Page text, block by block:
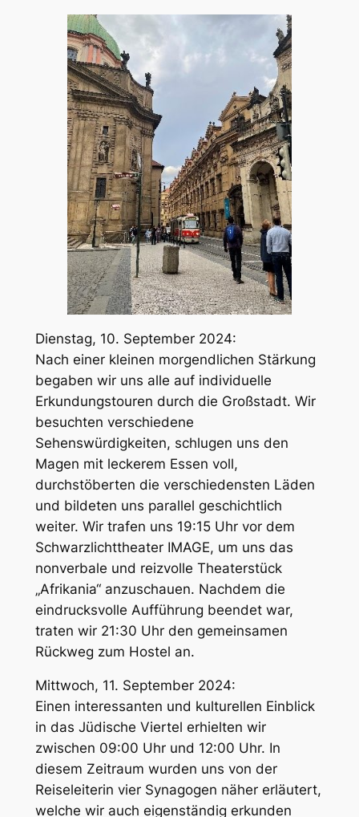
Dienstag, 10. September 2024:
Nach einer kleinen morgendlichen Stärkung
begaben wir uns alle auf individuelle
Erkundungstouren durch die Großstadt. Wir
besuchten verschiedene
Sehenswürdigkeiten, schlugen uns den
Magen mit leckerem Essen voll,
durchstöberten die verschiedensten Läden
und bildeten uns parallel geschichtlich
weiter. Wir trafen uns 19:15 Uhr vor dem
Schwarzlichttheater IMAGE, um uns das
nonverbale und reizvolle Theaterstück
„Afrikania“ anzuschauen. Nachdem die
eindrucksvolle Aufführung beendet war,
traten wir 21:30 Uhr den gemeinsamen
Rückweg zum Hostel an.
Mittwoch, 11. September 2024:
Einen interessanten und kulturellen Einblick
in das Jüdische Viertel erhielten wir
zwischen 09:00 Uhr und 12:00 Uhr. In
diesem Zeitraum wurden uns von der
Reiseleiterin vier Synagogen näher erläutert,
welche wir auch eigenständig erkunden